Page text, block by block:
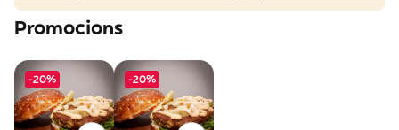
Promocions
-20% -20%